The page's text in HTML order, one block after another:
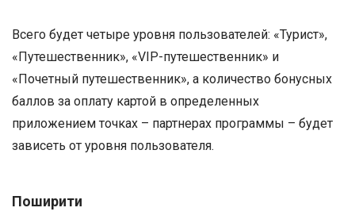
Всего будет четыре уровня пользователей: «Турист»,
«Путешественник», «VIP-путешественник» и
«Почетный путешественник», а количество бонусных
баллов за оплату картой в определенных
приложением точках – партнерах программы – будет
зависеть от уровня пользователя.
Поширити